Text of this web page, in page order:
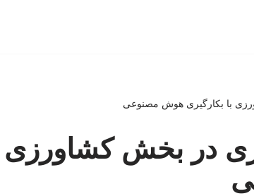
با بکارگیری هوش مصنوعی
در بخش کشاورزی